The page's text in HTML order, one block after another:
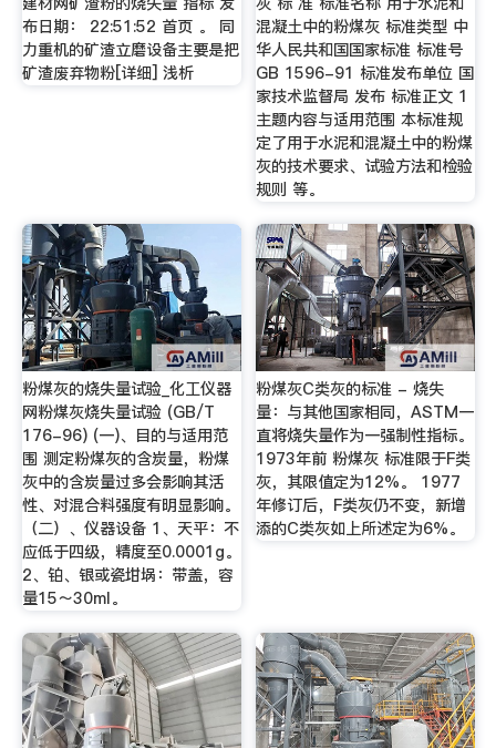
布日期： 22:51:52 首页 。 同
力重机的矿渣立磨设备主要是把
矿渣废弃物粉[详细] 浅析
混凝土中的粉煤灰 标准类型 中
华人民共和国国家标准 标准号
GB 1596-91 标准发布单位 国
家技术监督局 发布 标准正文 1
主题内容与适用范围 本标准规
定了用于水泥和混凝土中的粉煤
灰的技术要求、试验方法和检验
规则 等。
粉煤灰的烧失量试验_化工仪器
网粉煤灰烧失量试验 (GB/T
176-96) (一)、目的与适用范
围 测定粉煤灰的含炭量，粉煤
灰中的含炭量过多会影响其活
性、对混合料强度有明显影响。
（二）、仪器设备 1、天平：不
应低于四级，精度至0.0001g。
2、铂、银或瓷坩埚：带盖，容
量15～30ml。
粉煤灰C类灰的标准 - 烧失
量：与其他国家相同，ASTM一
直将烧失量作为一强制性指标。
1973年前 粉煤灰 标准限于F类
灰，其限值定为12%。 1977
年修订后，F类灰仍不变，新增
添的C类灰如上所述定为6%。